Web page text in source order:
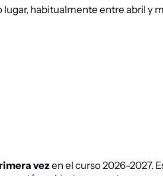
habitualmente entre abril y
vezen el curso 2026-2027.